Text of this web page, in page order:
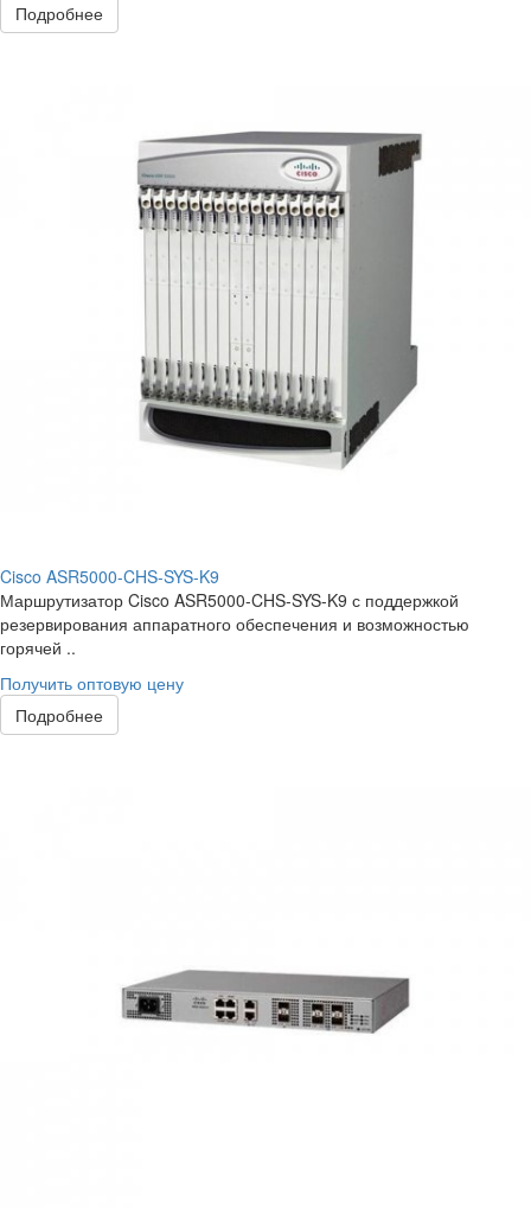
Подробнее
Cisco ASR5000-CHS-SYS-K9
Маршрутизатор Cisco ASR5000-CHS-SYS-K9 с поддержкой
резервирования аппаратного обеспечения и возможностью
горячей ..
Получить оптовую цену
Подробнее